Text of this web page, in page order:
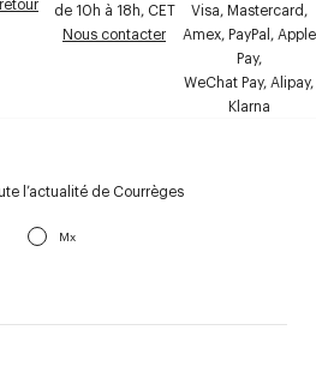
de 10h à 18h, CET
Nous contacter
Visa, Mastercard,
Amex, PayPal, Apple
Pay,
WeChat Pay, Alipay,
Klarna
l’actualité de Courrèges
Mx